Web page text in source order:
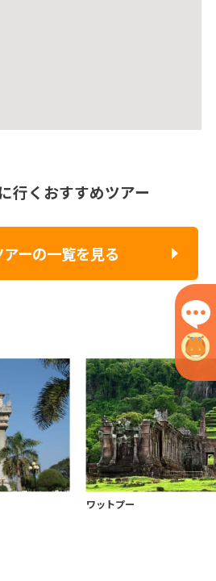
行くおすすめツアー
ーの一覧を見る
ワットプー